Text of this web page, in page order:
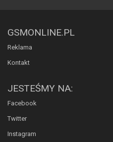
GSMONLINE.PL
Reklama
Kontakt
JESTEŚMY NA:
Facebook
Twitter
Instagram